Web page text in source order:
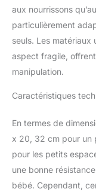
aux nourrissons
particulièrement
seuls. Les matériaux
aspect fragile,
manipulation.
Caractéristiques
En termes de
x 20, 32 cm pour un
pour les petits
une bonne
bébé. Cependant,